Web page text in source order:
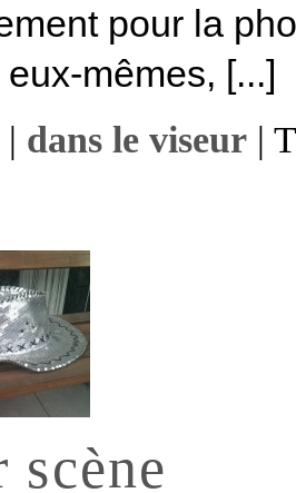
pour la
eux-mêmes, [...]
dans le viseur |
scène